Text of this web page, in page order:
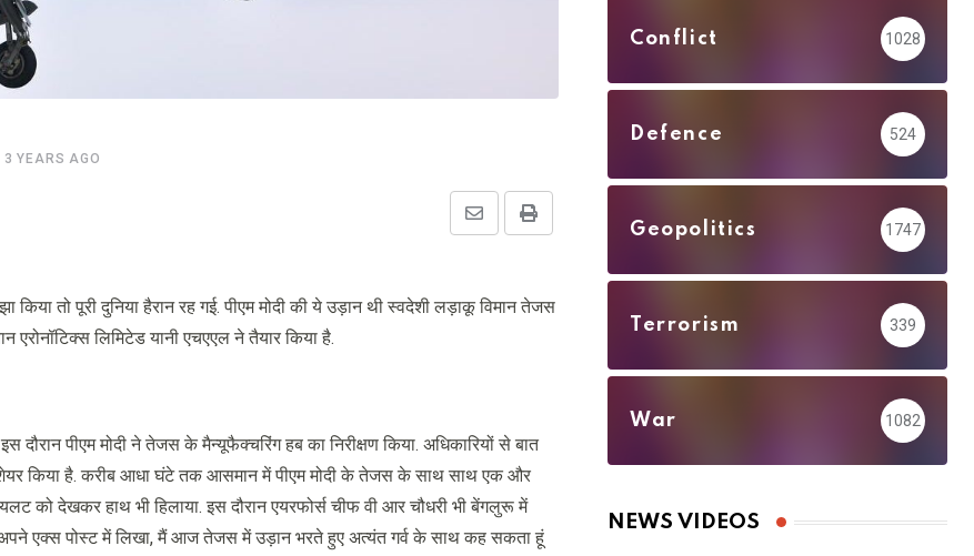
3 YEARS AGO
Print
Share
तो पूरी दुनिया हैरान रह गई. पीएम मोदी की ये उड़ान थी स्वदेशी लड़ाकू विमान तेजस
लिमिटेड यानी एचएएल ने तैयार किया है.
पीएम मोदी ने तेजस के मैन्यूफैक्चरिंग हब का निरीक्षण किया. अधिकारियों से बात
शेयर किया है. करीब आधा घंटे तक आसमान में पीएम मोदी के तेजस के साथ साथ एक और
को देखकर हाथ भी हिलाया. इस दौरान एयरफोर्स चीफ वी आर चौधरी भी बेंगलुरू में
एक्स पोस्ट में लिखा, मैं आज तेजस में उड़ान भरते हुए अत्यंत गर्व के साथ कह सकता हूं
Conflict 1028
Defence 524
Geopolitics 1747
Terrorism 339
War 1082
NEWS VIDEOS